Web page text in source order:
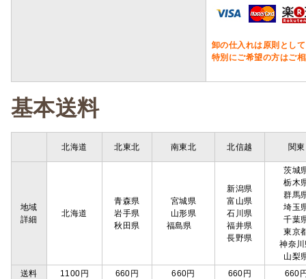
卸の仕入れは原則とし
特別にご希望の方はご
基本送料
北海道 北東北 南東北 北信越 関東
地域
詳細
北海道
青森県
岩手県
秋田県
宮城県
山形県
福島県
新潟県
富山県
石川県
福井県
長野県
茨城
栃木
群馬
埼玉
千葉
東京
神奈
山梨
送料
1100円 660円 660円 660円 660